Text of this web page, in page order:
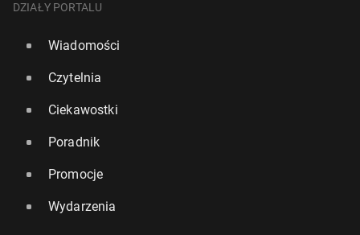
DZIAŁY PORTALU
Wiadomości
Czytelnia
Ciekawostki
Poradnik
Promocje
Wydarzenia